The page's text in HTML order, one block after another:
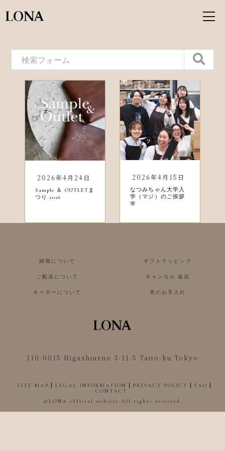
2026年4月24日
Sample ＆ OUTLETま
つり 2026
2026年4月15日
なつみちゃん大学入
学（マジ）のご挨拶
🌸
納期について ギフトラッピング
ご配送について キャンセル 返品
オーダーについて 革のお手入れ
110-0015 Higashiueno 3-11-5 Taito-ku Tokyo
SITE MAP LEGAL INFORMATION PRIVACY POLICY
FAQ
CONTACT
©︎LONA official website All rights reserved.